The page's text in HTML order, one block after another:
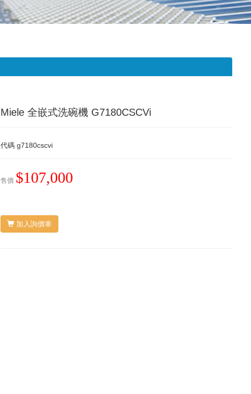
Miele 全嵌式洗碗機 G7180CSCVi
代碼 g7180cscvi
售價 $107,000
加入詢價車